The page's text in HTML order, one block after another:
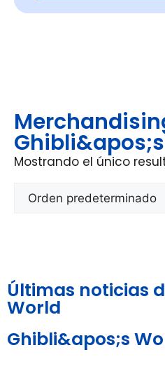
Mostrando el único
Últimas noticias
World
Ghibli&apos;s